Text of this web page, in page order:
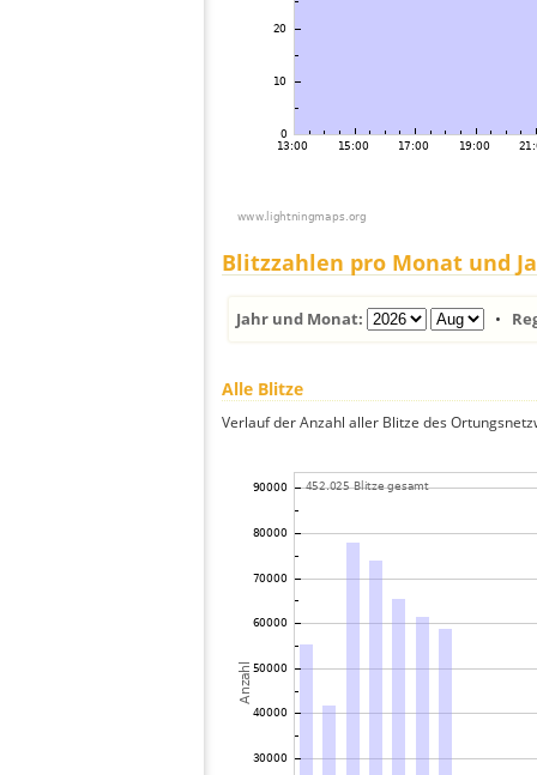
Blitzzahlen pro Monat und
Jahr und Monat: •
Alle Blitze
Verlauf der Anzahl aller Blitze des